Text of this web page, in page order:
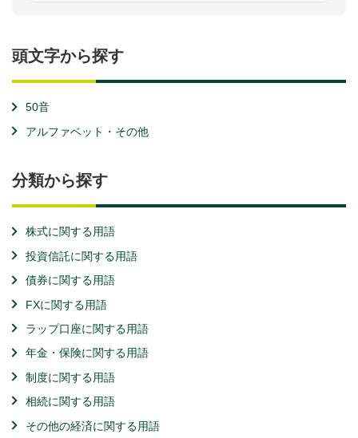
頭文字から探す
50音
アルファベット・その他
分類から探す
株式に関する用語
投資信託に関する用語
債券に関する用語
FXに関する用語
ラップ口座に関する用語
年金・保険に関する用語
制度に関する用語
相続に関する用語
その他の経済に関する用語